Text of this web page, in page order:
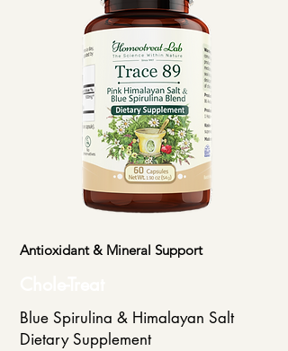
Antioxidant & Mineral Support
Blue Spirulina & Himalayan Salt
Dietary Supplement